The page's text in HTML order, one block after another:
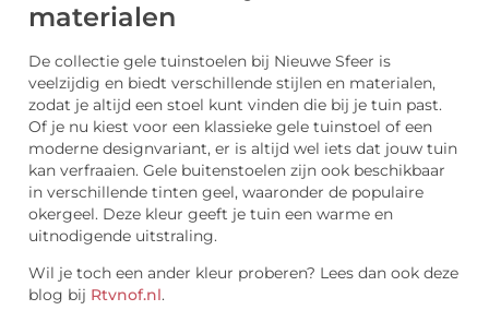
materialen
De collectie gele tuinstoelen bij Nieuwe Sfeer is
veelzijdig en biedt verschillende stijlen en materialen,
zodat je altijd een stoel kunt vinden die bij je tuin past.
Of je nu kiest voor een klassieke gele tuinstoel of een
moderne designvariant, er is altijd wel iets dat jouw tuin
kan verfraaien. Gele buitenstoelen zijn ook beschikbaar
in verschillende tinten geel, waaronder de populaire
okergeel. Deze kleur geeft je tuin een warme en
uitnodigende uitstraling.
Wil je toch een ander kleur proberen? Lees dan ook deze
blog bij Rtvnof.nl.